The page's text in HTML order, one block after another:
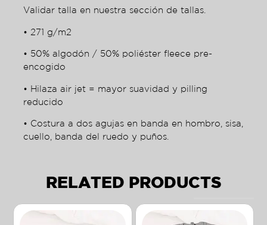
Validar talla en nuestra sección de tallas.
• 271 g/m2
• 50% algodón / 50% poliéster fleece pre-
encogido
• Hilaza air jet = mayor suavidad y pilling
reducido
• Costura a dos agujas en banda en hombro, sisa,
cuello, banda del ruedo y puños.
RELATED PRODUCTS